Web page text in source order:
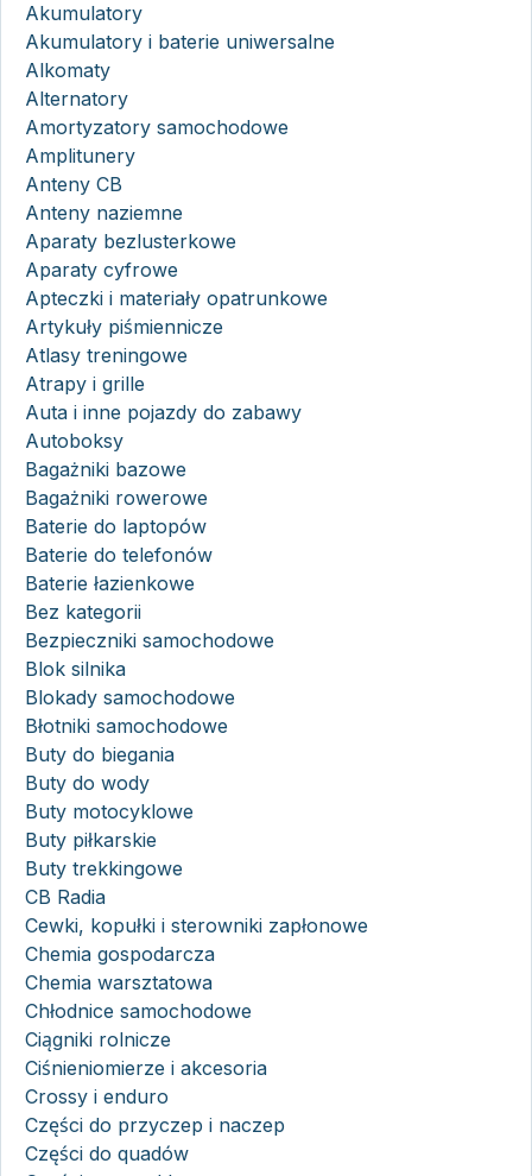
Akumulatory
Akumulatory i baterie uniwersalne
Alkomaty
Alternatory
Amortyzatory samochodowe
Amplitunery
Anteny CB
Anteny naziemne
Aparaty bezlusterkowe
Aparaty cyfrowe
Apteczki i materiały opatrunkowe
Artykuły piśmiennicze
Atlasy treningowe
Atrapy i grille
Auta i inne pojazdy do zabawy
Autoboksy
Bagażniki bazowe
Bagażniki rowerowe
Baterie do laptopów
Baterie do telefonów
Baterie łazienkowe
Bez kategorii
Bezpieczniki samochodowe
Blok silnika
Blokady samochodowe
Błotniki samochodowe
Buty do biegania
Buty do wody
Buty motocyklowe
Buty piłkarskie
Buty trekkingowe
CB Radia
Cewki, kopułki i sterowniki zapłonowe
Chemia gospodarcza
Chemia warsztatowa
Chłodnice samochodowe
Ciągniki rolnicze
Ciśnieniomierze i akcesoria
Crossy i enduro
Części do przyczep i naczep
Części do quadów